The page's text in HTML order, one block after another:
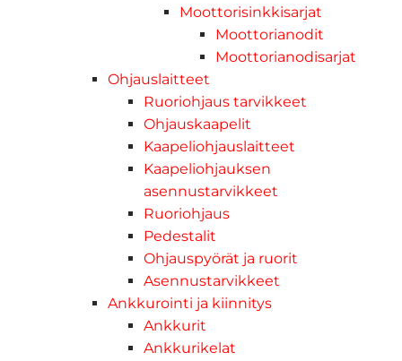
Moottorisinkkisarjat
Moottorianodit
Moottorianodisarjat
Ohjauslaitteet
Ruoriohjaus tarvikkeet
Ohjauskaapelit
Kaapeliohjauslaitteet
Kaapeliohjauksen
asennustarvikkeet
Ruoriohjaus
Pedestalit
Ohjauspyörät ja ruorit
Asennustarvikkeet
Ankkurointi ja kiinnitys
Ankkurit
Ankkurikelat